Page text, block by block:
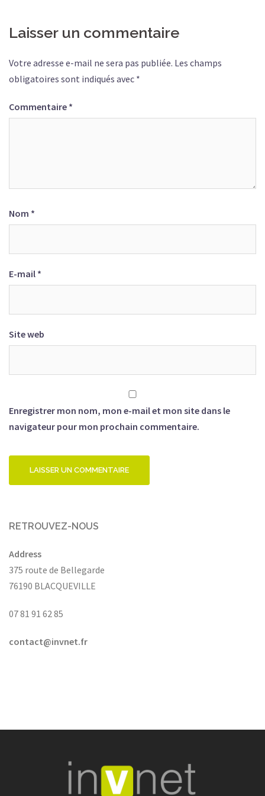
Laisser un commentaire
Votre adresse e-mail ne sera pas publiée. Les champs
obligatoires sont indiqués avec *
Commentaire *
Nom *
E-mail *
Site web
Enregistrer mon nom, mon e-mail et mon site dans le
navigateur pour mon prochain commentaire.
RETROUVEZ-NOUS
Address
375 route de Bellegarde
76190 BLACQUEVILLE
07 81 91 62 85
contact@invnet.fr